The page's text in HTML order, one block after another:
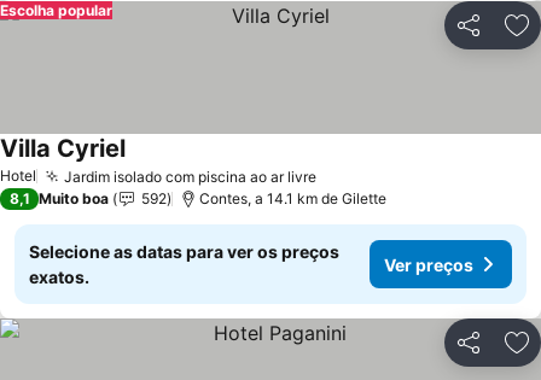
Partilhar
Escolha popular
Hotel Jardim isolado com piscina ao ar livreVer preços
Villa CyrielVer preços
8,1 Muito boa 592 Contes, a 14.1 km de Gilette
Selecione as datas para ver os preços
exatos.
Ver preços
Partilhar